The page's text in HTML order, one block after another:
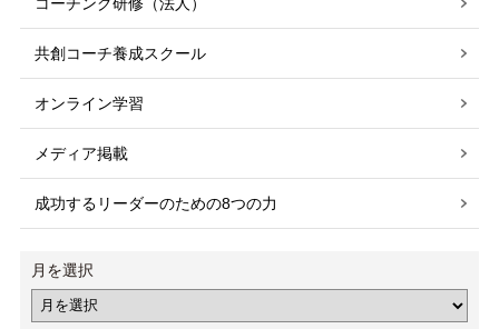
共創コーチ養成スクール
オンライン学習
メディア掲載
成功するリーダーのための8つの力
月を選択